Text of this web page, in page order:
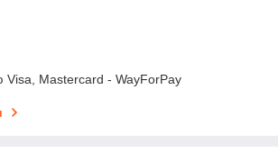
Visa, Mastercard - WayForPay